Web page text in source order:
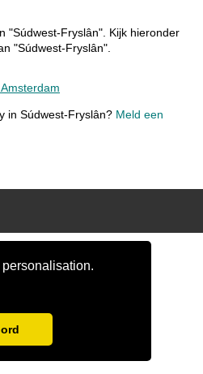
"Súdwest-Fryslân". Kijk hieronder
"Súdwest-Fryslân".
in Súdwest-Fryslân? Meld een